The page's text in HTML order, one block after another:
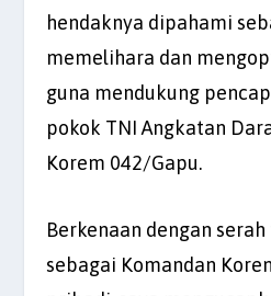
hendaknya dipahami
memelihara dan
guna mendukung
pokok TNI Angkatan
Korem 042/Gapu.
Berkenaan dengan
sebagai Komandan